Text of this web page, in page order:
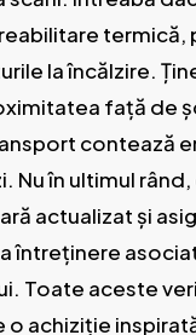
termică,
la încălzire.
față de
contează
Nu în ultimul
actualizat și
întreținere
Toate aceste
achiziție